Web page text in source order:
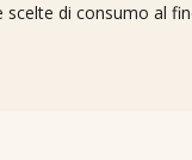
di consumo al